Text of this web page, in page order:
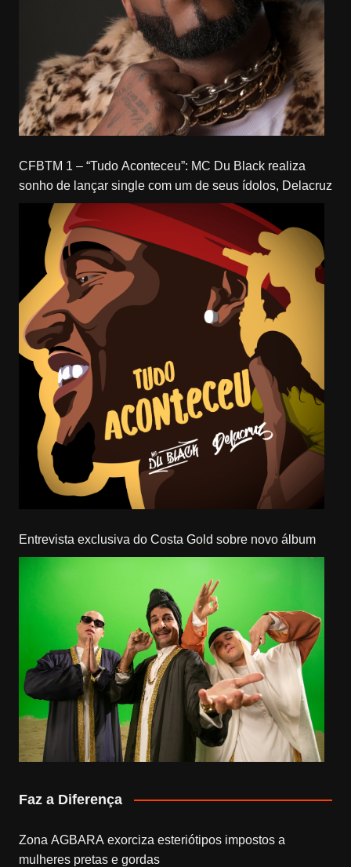
CFBTM 1 – “Tudo Aconteceu”: MC Du Black realiza
sonho de lançar single com um de seus ídolos, Delacruz
Entrevista exclusiva do Costa Gold sobre novo álbum
Faz a Diferença
Zona AGBARA exorciza esteriótipos impostos a
mulheres pretas e gordas